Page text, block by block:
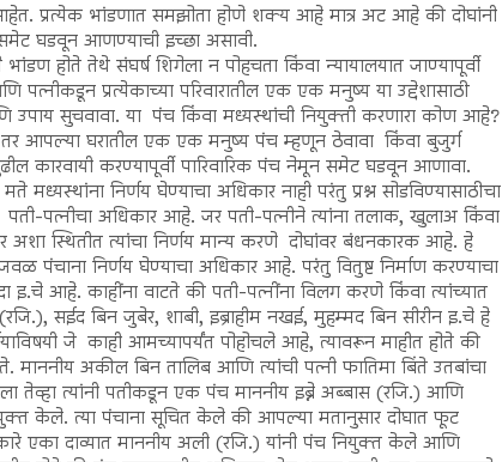
प्रत्येक भांडणात समझोता होणे शक्य आहे मात्र अट आहे की दोघांनी
घडवून आणण्याची इच्छा असावी.
होते तेथे संघर्ष शिगेला न पोहचता किंवा न्यायालयात जाण्यापूर्वी
प्रत्येकाच्या परिवारातील एक एक मनुष्य या उद्देशासाठी
उपाय सुचवावा. या पंच किंवा मध्यस्थांची नियुक्ती करणारा कोण आहे?
आपल्या घरातील एक एक मनुष्य पंच म्हणून ठेवावा किंवा बुजुर्ग
कारवायी करण्यापूर्वी पारिवारिक पंच नेमून समेट घडवून आणावा.
निर्णय घेण्याचा अधिकार नाही परंतु प्रश्न सोडविण्यासाठीचा
पत्नीचा अधिकार आहे. जर पती-पत्नीने त्यांना तलाक, खुलाअ किंवा
स्थितीत त्यांचा निर्णय मान्य करणे दोघांवर बंधनकारक आहे. हे
पंचाना निर्णय घेण्याचा अधिकार आहे. परंतु वितुष्ट निर्माण करण्याचा
इ.चे आहे. काहींना वाटते की पती-पत्नींना विलग करणे किंवा त्यांच्यात
सईद बिन जुबेर, शाबी, इब्राहीम नखई, मुहम्मद बिन सीरीन इ.चे हे
जे काही आमच्यापर्यंत पोहोचले आहे, त्यावरून माहीत होते की
माननीय अकील बिन तालिब आणि त्यांची पत्नी फातिमा बिंते उतबांचा
तेव्हा त्यांनी पतीकडून एक पंच माननीय इब्ने अब्बास (रजि.) आणि
केले. त्या पंचाना सूचित केले की आपल्या मतानुसार दोघात फूट
एका दाव्यात माननीय अली (रजि.) यांनी पंच नियुक्त केले आणि